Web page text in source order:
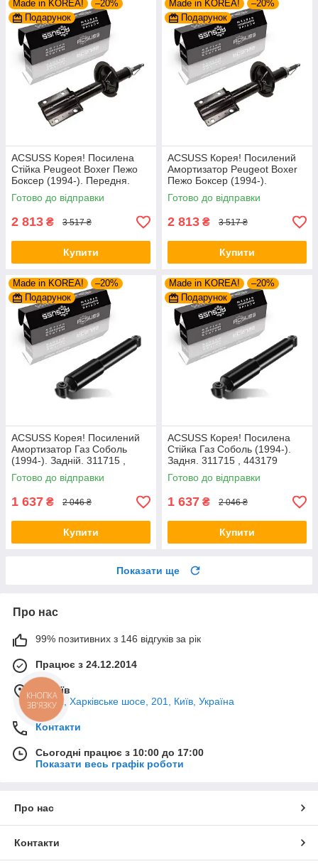
Made in KOREA!
–20%
Подарунок
ACSUSS Корея! Посилена
Стійка Peugeot Boxer Пежо
Боксер (1994-). Передня.
Шток 25mm. 280975 , 635853
Готово до відправки
2 813 ₴ 3 517 ₴
Купити
Made in KOREA!
–20%
Подарунок
ACSUSS Корея! Посилений
Амортизатор Peugeot Boxer
Пежо Боксер (1994-).
Передній. Шток 25mm.
280975 , 635853
Готово до відправки
2 813 ₴ 3 517 ₴
Купити
Made in KOREA!
–20%
Подарунок
ACSUSS Корея! Посилений
Амортизатор Газ Соболь
(1994-). Задній. 311715 ,
443179
Готово до відправки
1 637 ₴ 2 046 ₴
Купити
Made in KOREA!
–20%
Подарунок
ACSUSS Корея! Посилена
Стійка Газ Соболь (1994-).
Задня. 311715 , 443179
Готово до відправки
1 637 ₴ 2 046 ₴
Купити
Показати ще
Про нас
99% позитивних з 146 відгуків за рік
Працює з 24.12.2014
м. Київ
02121, Харківське шосе, 201, Київ, Україна
Контакти
Сьогодні працює з 10:00 до 17:00
Показати весь графік роботи
Про нас
Контакти
КНОПКА
ЗВ'ЯЗКУ